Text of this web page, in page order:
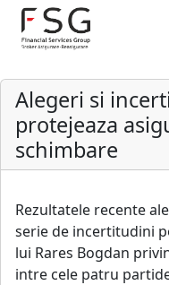
Alegeri si
protejeaza
schimbare
Rezultatele recente
serie de incertitudini
lui Rares Bogdan
intre cele patru